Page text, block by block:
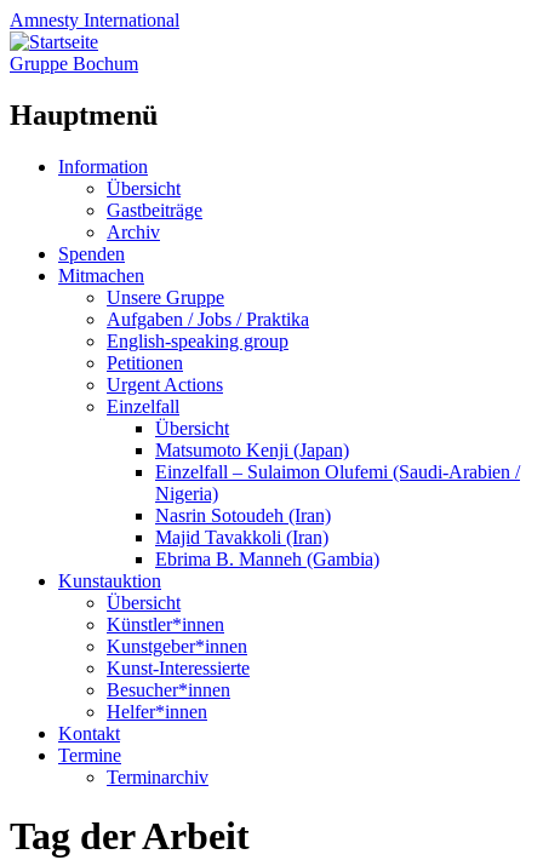
Amnesty International
Gruppe Bochum
Hauptmenü
Zum
Information
Übersicht
Gastbeiträge
Archiv
Spenden
Mitmachen
Unsere Gruppe
Aufgaben / Jobs / Praktika
English-speaking group
Petitionen
Urgent Actions
Einzelfall
Übersicht
Matsumoto Kenji (Japan)
Einzelfall – Sulaimon Olufemi (Saudi-Arabien /
Nigeria)
Nasrin Sotoudeh (Iran)
Majid Tavakkoli (Iran)
Ebrima B. Manneh (Gambia)
Kunstauktion
Übersicht
Künstler*innen
Kunstgeber*innen
Kunst-Interessierte
Besucher*innen
Helfer*innen
Kontakt
Termine
Terminarchiv
Tag der Arbeit